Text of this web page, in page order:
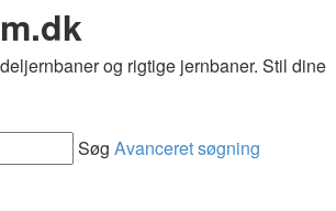
og rigtige jernbaner. Stil dine
Søg Avanceret søgning